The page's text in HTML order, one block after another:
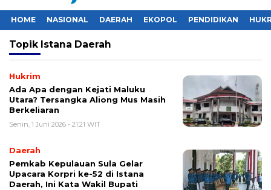
HOME NASIONAL DAERAH EKOPOL PENDIDIKAN
Topik Istana Daerah
Hukrim
Ada Apa dengan Kejati Maluku
Utara? Tersangka Aliong Mus Masih
Berkeliaran
Senin, 1 Juni 2026 - 21:21 WIT
Daerah
Pemkab Kepulauan Sula Gelar
Upacara Korpri ke-52 di Istana
Daerah, Ini Kata Wakil Bupati